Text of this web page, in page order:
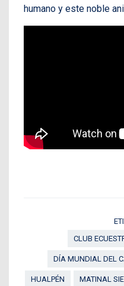
humano y este noble
CLUB
DÍA MUNDIAL DEL
HUALPÉN MATINAL